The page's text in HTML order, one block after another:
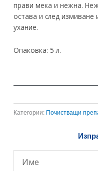
прави мека и нежна.
остава и след
ухание.
Опаковка: 5 л.
Категории: Почистващи
name